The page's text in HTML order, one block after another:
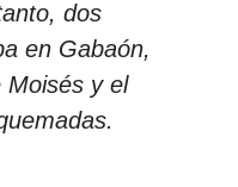
dos
en Gabaón,
Moisés y el